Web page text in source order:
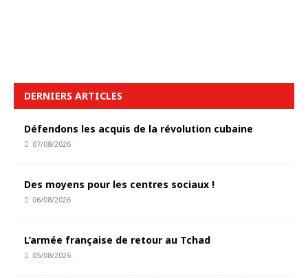
DERNIERS ARTICLES
Défendons les acquis de la révolution cubaine
07/08/2026
Des moyens pour les centres sociaux !
06/08/2026
L’armée française de retour au Tchad
05/08/2026